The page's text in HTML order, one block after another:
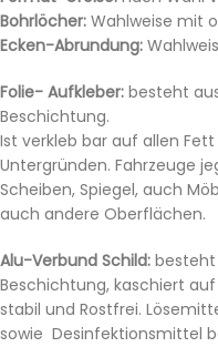
Bohrlöcher: Wahlweise mit
Ecken-Abrundung:
Folie- Aufkleber: besteht
Beschichtung.
Ist verkleb bar auf allen
Untergründen. Fahrzeuge
Scheiben, Spiegel, auch
auch andere Oberflächen.
Alu-Verbund Schild: besteht
Beschichtung, kaschiert
stabil und Rostfrei.
sowie Desinfektionsmittel